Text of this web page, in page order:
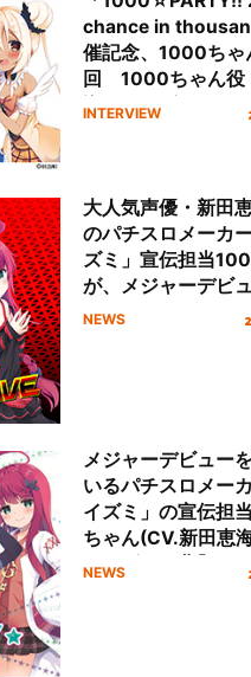
chance in
催記念、1000ちゃ
回 1000ちゃん役
海インタビュー！
INTERVIEW
大人気声優・新田
のパチスロメーカ
ズミ」宣伝担当
が、メジャーデビ
なるライヴイベント
NEWS
メジャーデビュー
いるパチスロメー
イズミ」の宣伝担
ちゃん(CV.新田恵
ーデビュー曲｢
NEWS